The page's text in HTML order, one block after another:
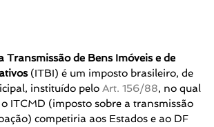
Transmissão de Bens Imóveis e de
(ITBI) é um imposto brasileiro, de
instituído pelo Art. 156/88, no qual
ITCMD (imposto sobre a transmissão
competiria aos Estados e ao DF